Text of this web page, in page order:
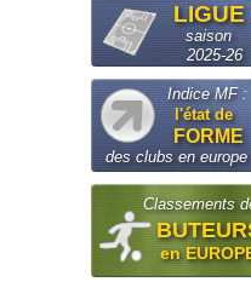
LIGUE
saison
2025-26
Indice MF :
l'état de
FORME
des clubs en europe
Classements
en